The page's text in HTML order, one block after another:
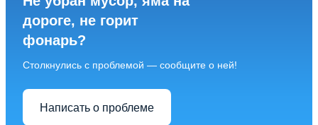
дороге, не горит
фонарь?
Столкнулись с проблемой — сообщите о ней!
Написать о проблеме